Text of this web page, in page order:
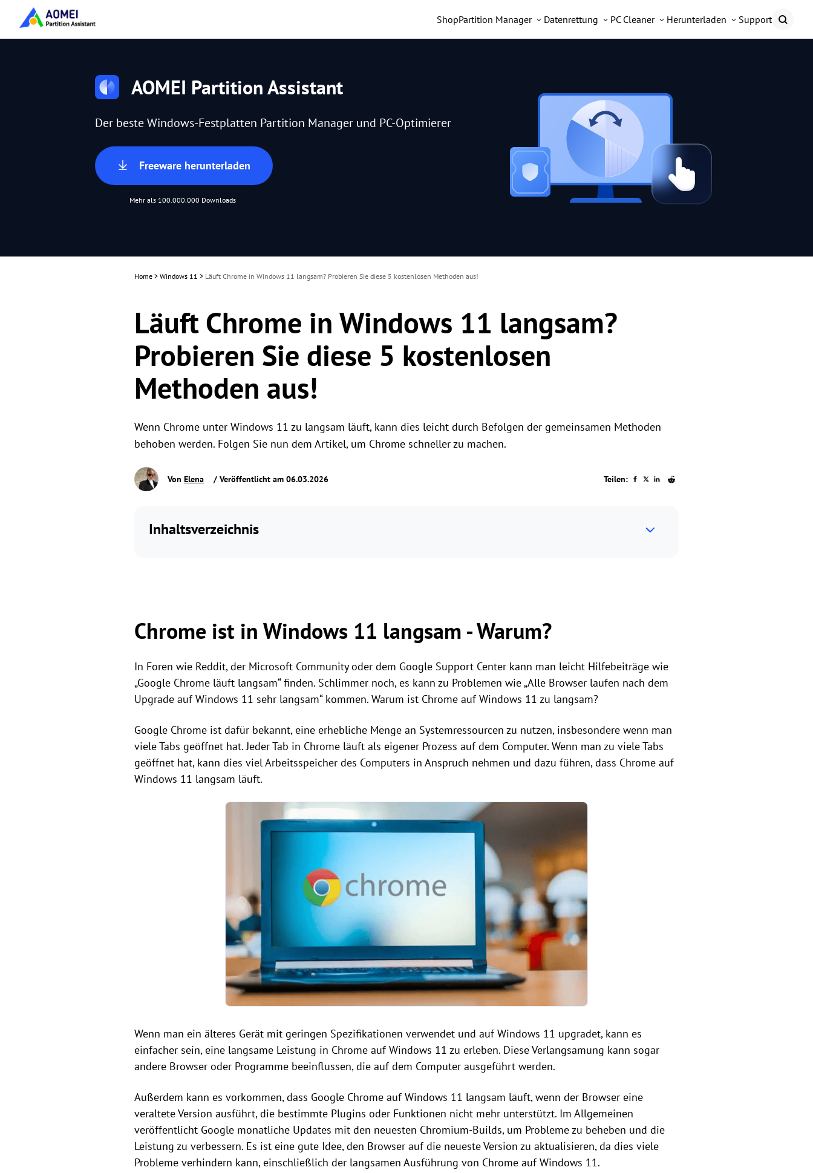
ShopPartition Manager Datenrettung PC Cleaner Herunterladen Support
AOMEI Partition Assistant
Der beste Windows-Festplatten Partition Manager und PC-Optimierer
Freeware herunterladen
Mehr als 100.000.000 Downloads
Home > Windows 11 > Läuft Chrome in Windows 11 langsam? Probieren Sie diese 5 kostenlosen Methoden aus!
Läuft Chrome in Windows 11 langsam?
Probieren Sie diese 5 kostenlosen
Methoden aus!
Wenn Chrome unter Windows 11 zu langsam läuft, kann dies leicht durch Befolgen der gemeinsamen Methoden
behoben werden. Folgen Sie nun dem Artikel, um Chrome schneller zu machen.
Von Elena / Veröffentlicht am 06.03.2026 Teilen:
Inhaltsverzeichnis
Chrome ist in Windows 11 langsam - Warum?
In Foren wie Reddit, der Microsoft Community oder dem Google Support Center kann man leicht Hilfebeiträge wie
„Google Chrome läuft langsam“ finden. Schlimmer noch, es kann zu Problemen wie „Alle Browser laufen nach dem
Upgrade auf Windows 11 sehr langsam“ kommen. Warum ist Chrome auf Windows 11 zu langsam?
Google Chrome ist dafür bekannt, eine erhebliche Menge an Systemressourcen zu nutzen, insbesondere wenn man
viele Tabs geöffnet hat. Jeder Tab in Chrome läuft als eigener Prozess auf dem Computer. Wenn man zu viele Tabs
geöffnet hat, kann dies viel Arbeitsspeicher des Computers in Anspruch nehmen und dazu führen, dass Chrome auf
Windows 11 langsam läuft.
Wenn man ein älteres Gerät mit geringen Spezifikationen verwendet und auf Windows 11 upgradet, kann es
einfacher sein, eine langsame Leistung in Chrome auf Windows 11 zu erleben. Diese Verlangsamung kann sogar
andere Browser oder Programme beeinflussen, die auf dem Computer ausgeführt werden.
Außerdem kann es vorkommen, dass Google Chrome auf Windows 11 langsam läuft, wenn der Browser eine
veraltete Version ausführt, die bestimmte Plugins oder Funktionen nicht mehr unterstützt. Im Allgemeinen
veröffentlicht Google monatliche Updates mit den neuesten Chromium-Builds, um Probleme zu beheben und die
Leistung zu verbessern. Es ist eine gute Idee, den Browser auf die neueste Version zu aktualisieren, da dies viele
Probleme verhindern kann, einschließlich der langsamen Ausführung von Chrome auf Windows 11.